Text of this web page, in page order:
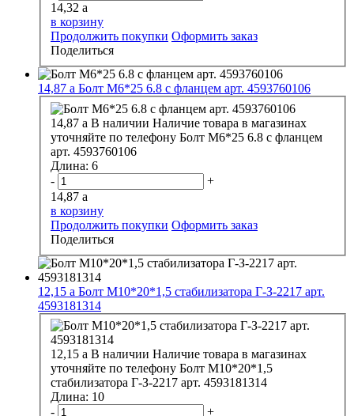
14,32 a
в корзину
Продолжить покупки Оформить заказ
Поделиться
14,87 a Болт М6*25 6.8 с фланцем арт. 4593760106
14,87 a В наличии Наличие товара в магазинах
уточняйте по телефону Болт М6*25 6.8 с фланцем
арт. 4593760106
Длина: 6
-
+
14,87 a
в корзину
Продолжить покупки Оформить заказ
Поделиться
12,15 a Болт М10*20*1,5 стабилизатора Г-З-2217 арт.
4593181314
12,15 a В наличии Наличие товара в магазинах
уточняйте по телефону Болт М10*20*1,5
стабилизатора Г-З-2217 арт. 4593181314
Длина: 10
-
+